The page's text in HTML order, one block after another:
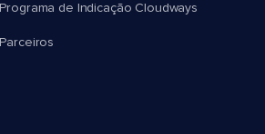
Programa de Indicação Cloudways
Parceiros